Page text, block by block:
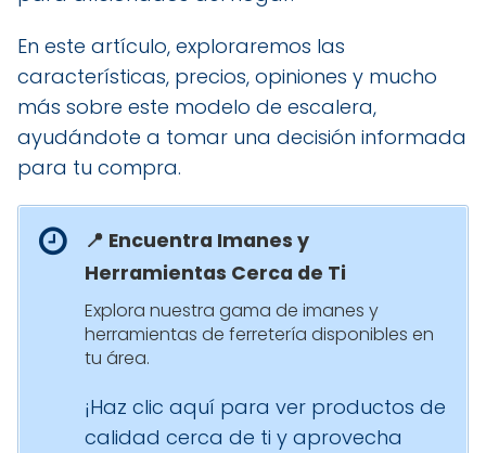
En este artículo, exploraremos las
características, precios, opiniones y mucho
más sobre este modelo de escalera,
ayudándote a tomar una decisión informada
para tu compra.
📍 Encuentra Imanes y
Herramientas Cerca de Ti
Explora nuestra gama de imanes y
herramientas de ferretería disponibles en
tu área.
¡Haz clic aquí para ver productos de
calidad cerca de ti y aprovecha